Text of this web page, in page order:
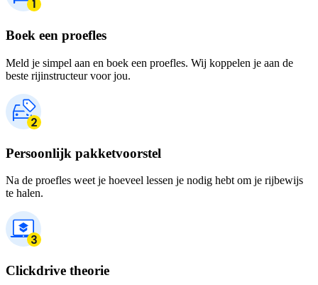
Boek een proefles
Meld je simpel aan en boek een proefles. Wij koppelen je aan de
beste rijinstructeur voor jou.
Persoonlijk pakketvoorstel
Na de proefles weet je hoeveel lessen je nodig hebt om je rijbewijs
te halen.
Clickdrive theorie